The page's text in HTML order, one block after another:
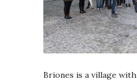
Briones is a village